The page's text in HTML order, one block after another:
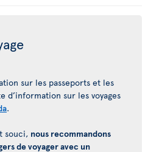
sur les passeports et les
d’information sur les voyages
.
souci, nous recommandons
de voyager avec un